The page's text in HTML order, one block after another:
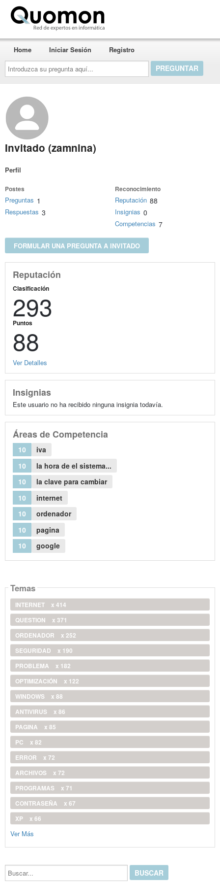
Introduzca
su
pregunta
aquí...
Home Iniciar Sesión Registro
Invitado (zamnina)
Perfil
Postes
Preguntas 1
Respuestas 3
Reconocimiento
Reputación 88
Insignias 0
Competencias 7
FORMULAR UNA PREGUNTA A INVITADO
Reputación
Clasificación
293
Puntos
88
Ver Detalles
Insignias
Este usuario no ha recibido ninguna insignia todavía.
Áreas de Competencia
10
iva
10
la hora de el sistema...
10
la clave para cambiar
10
internet
10
ordenador
10
pagina
10
google
Temas
INTERNET
x 414
QUESTION
x 371
ORDENADOR
x 252
SEGURIDAD
x 190
PROBLEMA
x 182
OPTIMIZACIÓN
x 122
WINDOWS
x 88
ANTIVIRUS
x 86
PAGINA
x 85
PC
x 82
ERROR
x 72
ARCHIVOS
x 72
PROGRAMAS
x 71
CONTRASEÑA
x 67
XP
x 66
Ver Más
Buscar...